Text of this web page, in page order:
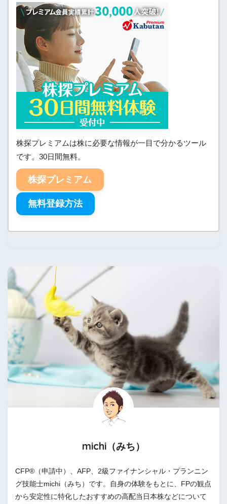
株探プレミアムは株に必要な情報が一目で分かるツール
です。30日間無料。
株探プレミアム
無料登録方法
michi（みち）
CFP®（申請中）、AFP、2級ファイナンシャル・プランニン
グ技能士michi（みち）です。自身の体験をもとに、FPの観点
から安定性に特化したおすすめの高配当日本株などについて